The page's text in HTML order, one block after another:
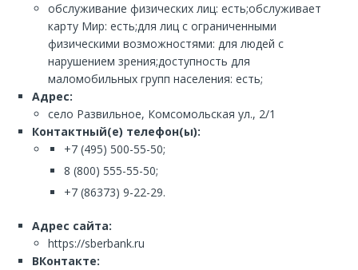
обслуживание физических лиц: есть;обслуживает
карту Мир: есть;для лиц с ограниченными
физическими возможностями: для людей с
нарушением зрения;доступность для
маломобильных групп населения: есть;
Адрес:
село Развильное, Комсомольская ул., 2/1
Контактный(е) телефон(ы):
+7 (495) 500-55-50;
8 (800) 555-55-50;
+7 (86373) 9-22-29.
Адрес сайта:
https://sberbank.ru
ВКонтакте: